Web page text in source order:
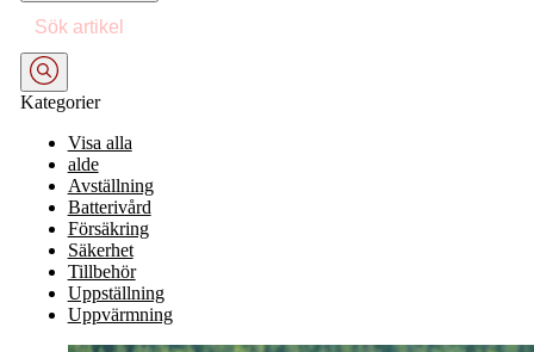
Kategorier
Visa alla
alde
Avställning
Batterivård
Försäkring
Säkerhet
Tillbehör
Uppställning
Uppvärmning